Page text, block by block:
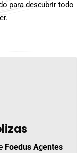
para descubrir todo
Foedus Agentes